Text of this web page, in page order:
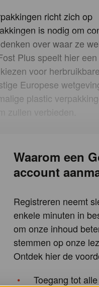
richt zich op
is nodig om
over waar ze
Plus speelt hier
voor
Europese
plastic
zullen verbieden.
Waarom een
account
Registreren neemt
enkele minuten in
om onze inhoud
stemmen op onze
Ontdek hier de
Toegang tot